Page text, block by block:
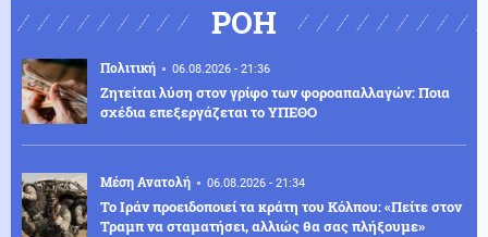
ΡΟΗ
Πολιτική 06.08.2026 - 21:36
Ζητείται λύση στον γρίφο των φοροαπαλλαγών: Ποια
σχέδια επεξεργάζεται το ΥΠΕΘΟ
Μέση Ανατολή 06.08.2026 - 21:34
Το Ιράν προειδοποιεί τα κράτη του Κόλπου: «Πείτε στον
Τραμπ να σταματήσει, αλλιώς θα σας πλήξουμε»